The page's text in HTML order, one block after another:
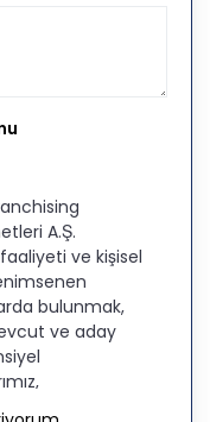
A.Ş.
ve kişisel
bulunmak,
ve aday